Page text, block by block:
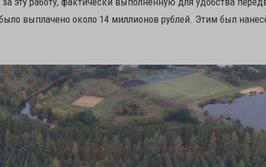
выплачено около 14 миллионов рублей. Этим был